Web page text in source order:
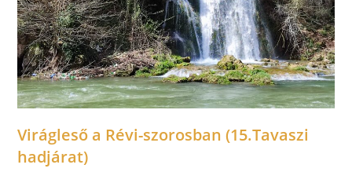
Virágleső a Révi-szorosban (15.Tavaszi
hadjárat)